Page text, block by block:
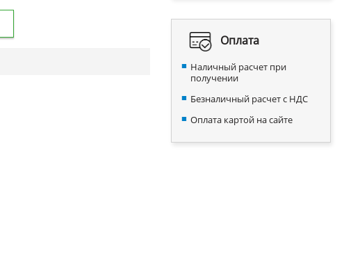
Оплата
Наличный расчет при
получении
Безналичный расчет с НДС
Оплата картой на сайте